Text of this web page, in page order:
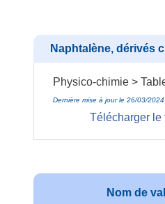
Naphtalène, dérivés
Physico-chimie >
Dernière mise à jour le 26/03/2024
Télécharger le
Nom de